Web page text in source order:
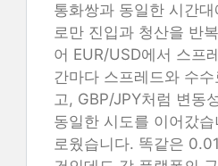
통화쌍과 동일한 시간
로만 진입과 청산을 반
어 EUR/USD에서 스프
간마다 스프레드와 수
고, GBP/JPY처럼 변동
동일한 시도를 이어갔
로웠습니다. 똑같은